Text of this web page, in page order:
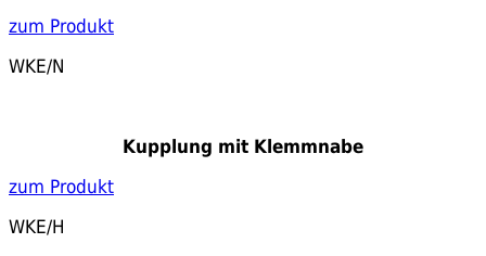
zum Produkt
WKE/N
Kupplung mit Klemmnabe
zum Produkt
WKE/H